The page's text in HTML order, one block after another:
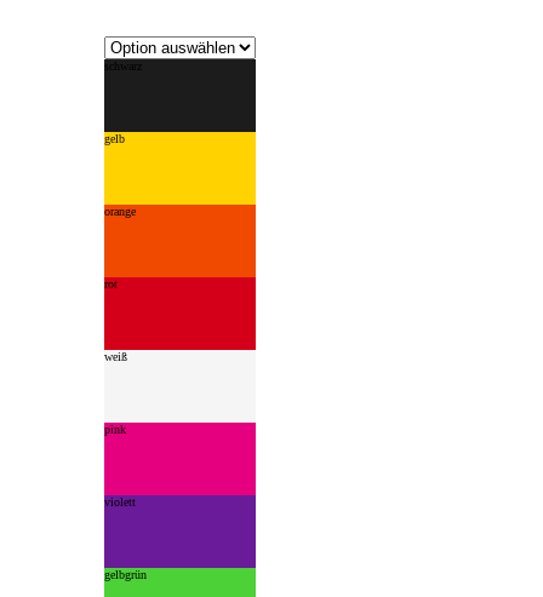
schwarz
gelb
orange
rot
weiß
pink
violett
gelbgrün